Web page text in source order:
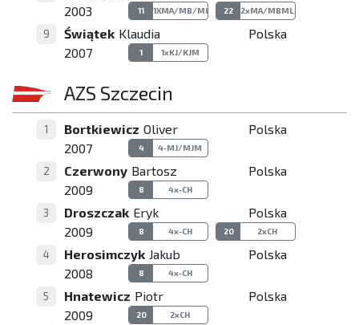
2003
11 1XMA/MB/ML/MBL
22 2xMA/MBML/MBL
9 Świątek Klaudia
Polska
2007
1 1xKJ/KJM
AZS Szczecin
1 Bortkiewicz Oliver
Polska
2007
4 4-MJ/MJM
2 Czerwony Bartosz
Polska
2009
8 4x-CH
3 Droszczak Eryk
Polska
2009
8 4x-CH 20 2xCH
4 Herosimczyk Jakub
Polska
2008
8 4x-CH
5 Hnatewicz Piotr
Polska
2009
20 2xCH